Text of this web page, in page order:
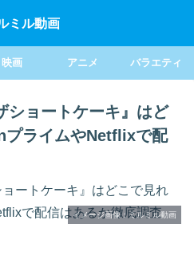
映画 アニメ バラエティ
ショートケーキ』はど
プライムやNetflixで配
イメージ画像：ミルミル動画